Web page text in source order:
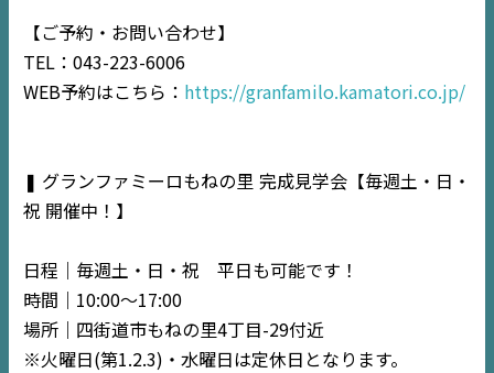
NEWS
EVENT
市原エリア
内房エリア
【ご予約・お問い合わせ】
TEL：043-223-6006
WEB予約はこちら： https://granfamilo.kamatori.co.jp/
❚ グランファミーロもねの里 完成見学会【毎週土・日・
祝 開催中！】
日程｜毎週土・日・祝 平日も可能です！
時間｜10:00〜17:00
場所｜四街道市もねの里4丁目-29付近
※火曜日(第1.2.3)・水曜日は定休日となります。